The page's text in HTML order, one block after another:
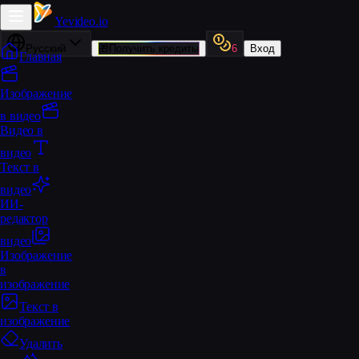
Yevideo.io
Русский 🎁Получить кредиты 6 Вход
Главная
Изображение
в видео
Видео в
видео
Текст в
видео
ИИ-
редактор
видео
Изображение
в
изображение
Текст в
изображение
Удалить